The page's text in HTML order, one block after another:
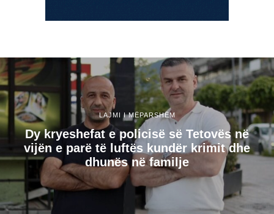
LAJMI I MËPARSHËM
Dy kryeshefat e policisë së Tetovës në
vijën e parë të luftës kundër krimit dhe
dhunës në familje